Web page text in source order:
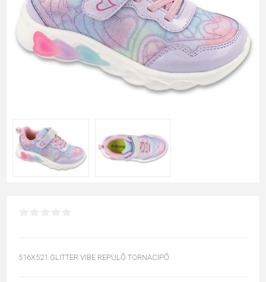
516X521 GLITTER VIBE REPÜLŐ TORNACIPŐ